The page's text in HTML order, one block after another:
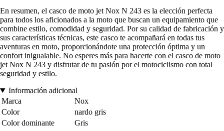
En resumen, el casco de moto jet Nox N 243 es la elección perfecta
para todos los aficionados a la moto que buscan un equipamiento que
combine estilo, comodidad y seguridad. Por su calidad de fabricación y
sus características técnicas, este casco te acompañará en todas tus
aventuras en moto, proporcionándote una protección óptima y un
confort inigualable. No esperes más para hacerte con el casco de moto
jet Nox N 243 y disfrutar de tu pasión por el motociclismo con total
seguridad y estilo.
Información adicional
Marca
Nox
Color
nardo gris
Color dominante
Gris